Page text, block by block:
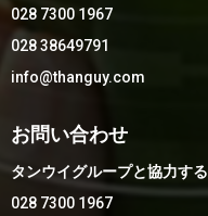
028 7300 1967
028 38649791
info@thanguy.com
お問い合わせ
タンウイグループと協力する
028 7300 1967